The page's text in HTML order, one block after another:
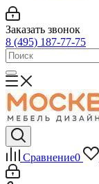
Заказать звонок
8 (495) 187-77-75
Сравнение0